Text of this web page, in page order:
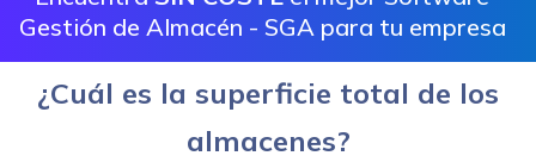
Gestión de Almacén - SGA para tu empresa
¿Cuál es la superficie total de los
almacenes?